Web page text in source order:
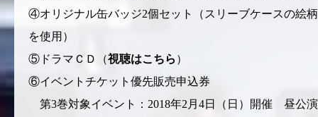
④オリジナル缶バッジ2個セット（スリーブケースの絵柄
を使用）
⑤ドラマＣＤ（視聴はこちら ）
⑥イベントチケット優先販売申込券
第3巻対象イベント：2018年2月4日（日）開催 昼公演